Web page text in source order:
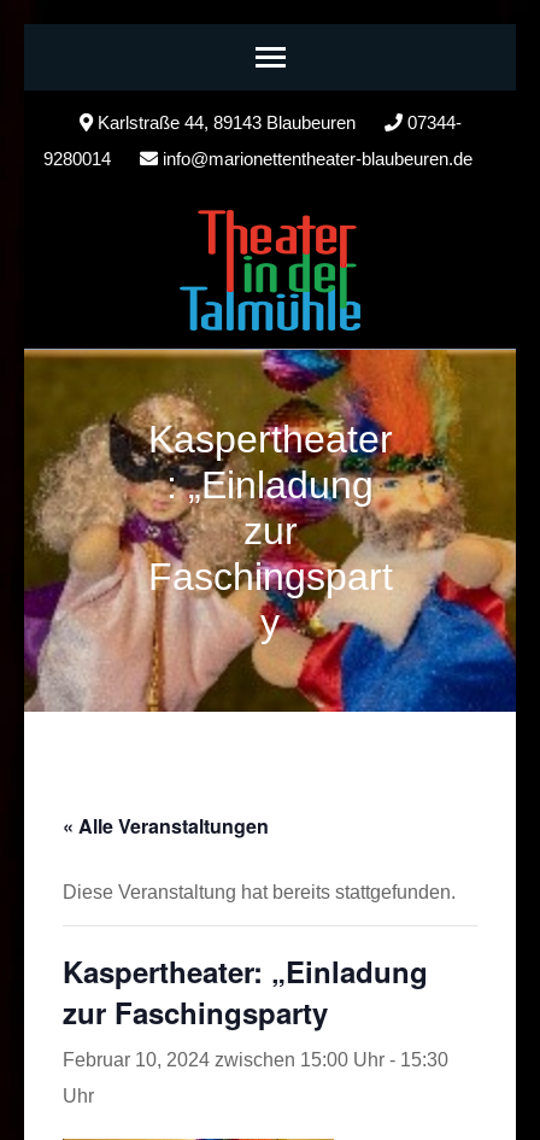
Karlstraße 44, 89143 Blaubeuren
07344-
9280014
info@marionettentheater-blaubeuren.de
Kaspertheater
: „Einladung
zur
Faschingspart
y
« Alle Veranstaltungen
Diese Veranstaltung hat bereits stattgefunden.
Kaspertheater: „Einladung
zur Faschingsparty
Februar 10, 2024 zwischen 15:00 Uhr - 15:30
Uhr